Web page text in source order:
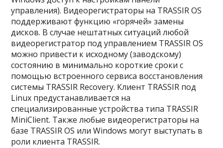
управления). Видеорегистраторы на TRASSIR OS
поддерживают функцию «горячей» замены
дисков. В случае нештатных ситуаций любой
видеорегистратор под управлением TRASSIR OS
можно привести к исходному (заводскому)
состоянию в минимально короткие сроки с
помощью встроенного сервиса восстановления
системы TRASSIR Recovery. Клиент TRASSIR под
Linux предустанавливается на
специализированные устройства типа TRASSIR
MiniClient. Также любые видеорегистраторы на
базе TRASSIR OS или Windows могут выступать в
роли клиента TRASSIR.